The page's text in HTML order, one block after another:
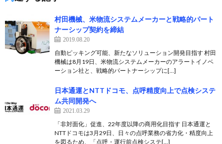
村田機械、米物流システムメーカーと戦略的パート
ナーシップ契約を締結
2019.08.20
自動ピッキング可能、新たなソリューション開発目指す 村田
機械は8月19日、米物流システムメーカーのアラートイノベ
ーション社と、戦略的パートナーシップに[…]
日本通運とNTTドコモ、点呼精度向上で点検システ
ム共同開発へ
2021.03.29
「非対面化」促進、22年度以降の商用化目指す 日本通運と
NTTドコモは3月29日、日々の点呼業務の省力化・精度向上
を図るため、「点呼・運行前点検システ[…]